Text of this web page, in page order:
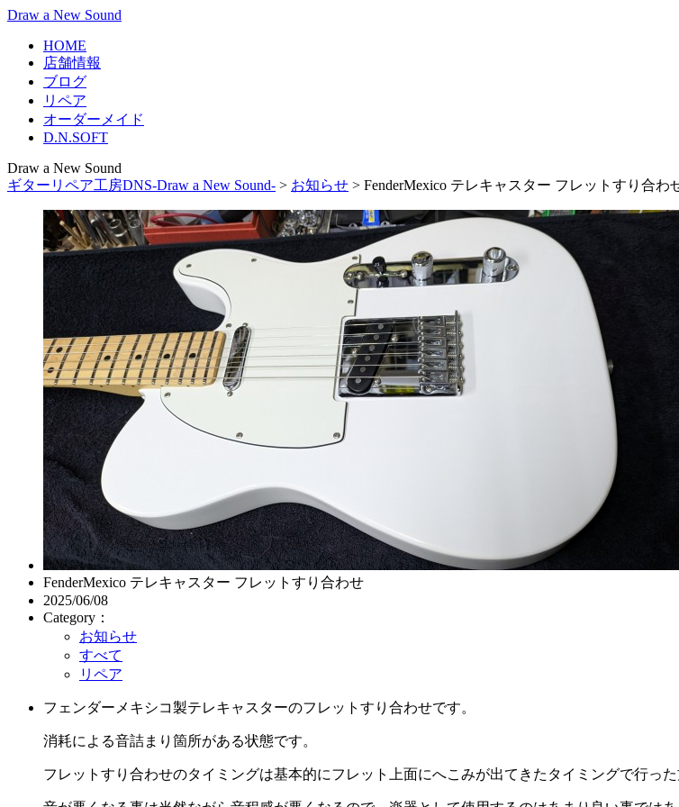
Draw a New Sound
HOME
店舗情報
ブログ
リペア
オーダーメイド
D.N.SOFT
Draw a New Sound
ギターリペア工房DNS-Draw a New Sound- > お知らせ > FenderMexico テレキャスター フレットすり合わ
FenderMexico テレキャスター フレットすり合わせ
2025/06/08
Category：
お知らせ
すべて
リペア
フェンダーメキシコ製テレキャスターのフレットすり合わせです。
消耗による音詰まり箇所がある状態です。
フレットすり合わせのタイミングは基本的にフレット上面にへこみが出てきたタイミングで行った